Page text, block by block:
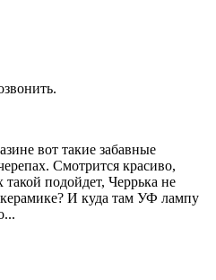
вот такие забавные
Смотрится красиво,
подойдет, Черрька не
И куда там УФ лампу